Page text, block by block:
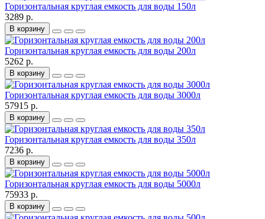
Горизонтальная круглая емкость для воды 150л
3289 р.
В корзину
Горизонтальная круглая емкость для воды 200л
5262 р.
В корзину
Горизонтальная круглая емкость для воды 3000л
57915 р.
В корзину
Горизонтальная круглая емкость для воды 350л
7236 р.
В корзину
Горизонтальная круглая емкость для воды 5000л
75933 р.
В корзину